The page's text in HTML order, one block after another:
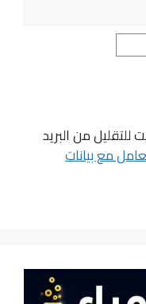
من البريد
مع بيانات